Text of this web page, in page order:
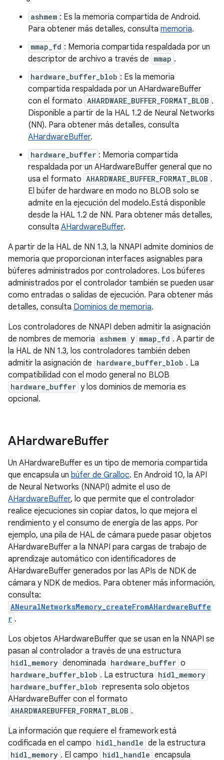
ashmem : Es la memoria compartida de Android.
Para obtener más detalles, consulta memoria.
mmap_fd : Memoria compartida respaldada por un
descriptor de archivo a través de mmap .
hardware_buffer_blob : Es la memoria
compartida respaldada por un AHardwareBuffer
con el formato AHARDWARE_BUFFER_FORMAT_BLOB .
Disponible a partir de la HAL 1.2 de Neural Networks
(NN). Para obtener más detalles, consulta
AHardwareBuffer.
hardware_buffer : Memoria compartida
respaldada por un AHardwareBuffer general que no
usa el formato AHARDWARE_BUFFER_FORMAT_BLOB .
El búfer de hardware en modo no BLOB solo se
admite en la ejecución del modelo.Está disponible
desde la HAL 1.2 de NN. Para obtener más detalles,
consulta AHardwareBuffer.
A partir de la HAL de NN 1.3, la NNAPI admite dominios de
memoria que proporcionan interfaces asignables para
búferes administrados por controladores. Los búferes
administrados por el controlador también se pueden usar
como entradas o salidas de ejecución. Para obtener más
detalles, consulta Dominios de memoria.
Los controladores de NNAPI deben admitir la asignación
de nombres de memoria ashmem y mmap_fd . A partir de
la HAL de NN 1.3, los controladores también deben
admitir la asignación de hardware_buffer_blob . La
compatibilidad con el modo general no BLOB
hardware_buffer y los dominios de memoria es
opcional.
AHardwareBuffer
Un AHardwareBuffer es un tipo de memoria compartida
que encapsula un búfer de Gralloc. En Android 10, la API
de Neural Networks (NNAPI) admite el uso de
AHardwareBuffer, lo que permite que el controlador
realice ejecuciones sin copiar datos, lo que mejora el
rendimiento y el consumo de energía de las apps. Por
ejemplo, una pila de HAL de cámara puede pasar objetos
AHardwareBuffer a la NNAPI para cargas de trabajo de
aprendizaje automático con identificadores de
AHardwareBuffer generados por las APIs de NDK de
cámara y NDK de medios. Para obtener más información,
consulta:
ANeuralNetworksMemory_createFromAHardwareBuffe
r .
Los objetos AHardwareBuffer que se usan en la NNAPI se
pasan al controlador a través de una estructura
hidl_memory denominada hardware_buffer o
hardware_buffer_blob . La estructura hidl_memory
hardware_buffer_blob representa solo objetos
AHardwareBuffer con el formato
AHARDWAREBUFFER_FORMAT_BLOB .
La información que requiere el framework está
codificada en el campo hidl_handle de la estructura
hidl_memory . El campo hidl_handle encapsula